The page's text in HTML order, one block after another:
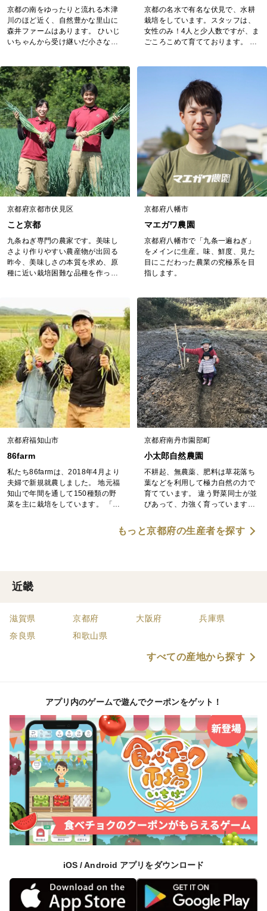
京都の南をゆったりと流れる木津
川のほど近く、自然豊かな里山に
森井ファームはあります。 ひいじ
いちゃんから受け継いだ小さな茶
す。 京都を中心に、手づくり市や
ハンドメイド・イベントなどで活
動中。 大量生産・大量消費のサイ
クルから離れて、お客様と直接つ
ながることのできる対面販売へ。
安心・安全のお茶をお届けしてい
ます。 ...
京都の名水で有名な伏見で、水耕
栽培をしています。スタッフは、
女性のみ！4人と少人数ですが、ま
ごころこめて育てております。 近
だわりの品種を選定し、他にはな
いシャキシャキ感が特徴のお野菜
を作っています😊 本当？と思った
ら、ぜひポチッとしてやってくだ
さい笑 ちなみに、大剛伏見工場に
お越しい...
京都府京都市伏見区
こと京都
九条ねぎ専門の農家です。美味し
さより作りやすい農産物が出回る
昨今、美味しさの本質を求め、原
種に近い栽培困難な品種を作って
ひ、ご賞味ください。認証機関（J
FS-B）（京都HACCP）（ASIAG
AP） ※土日・祝日は休業日です
京都府八幡市
マエガワ農園
京都府八幡市で「九条一遍ねぎ」
をメインに生産。味、鮮度、見た
目にこだわった農業の究極系を目
指します。
京都府福知山市
86farm
私たち86farmは、2018年4月より
夫婦で新規就農しました。 地元福
知山で年間を通して150種類の野
菜を主に栽培をしています。 「幸
の食卓へお届けいたします。
京都府南丹市園部町
小太郎自然農園
不耕起、無農薬、肥料は草花落ち
葉などを利用して極力自然の力で
育てています。 違う野菜同士が並
びあって、力強く育っています。
にくの芽、生にんにく、にんに
く、黒にんにく、ミニトマトなど
もっと京都府の生産者を探す
近畿
滋賀県 京都府 大阪府
兵庫県
奈良県
和歌山県
すべての産地から探す
アプリ内のゲームで遊んでクーポンをゲット！
iOS / Android アプリをダウンロード